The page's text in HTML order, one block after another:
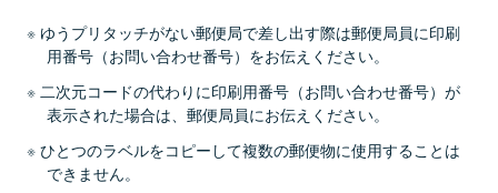
ゆうプリタッチがない郵便局で差し出す際は郵便局員に印刷
用番号（お問い合わせ番号）をお伝えください。
二次元コードの代わりに印刷用番号（お問い合わせ番号）が
表示された場合は、郵便局員にお伝えください。
ひとつのラベルをコピーして複数の郵便物に使用することは
できません。